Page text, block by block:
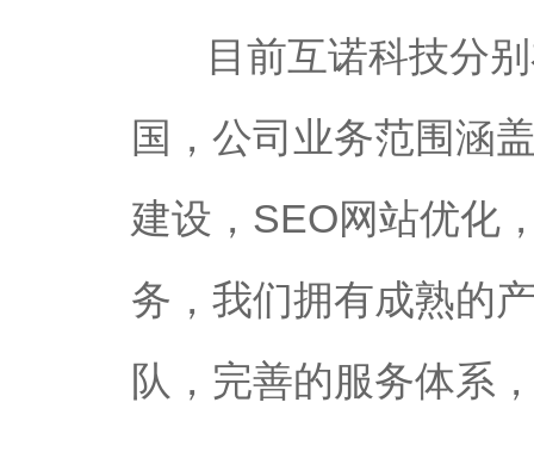
目前互诺科技分
国，公司业务范围涵
建设，SEO网站优化
务，我们拥有成熟的
队，完善的服务体系